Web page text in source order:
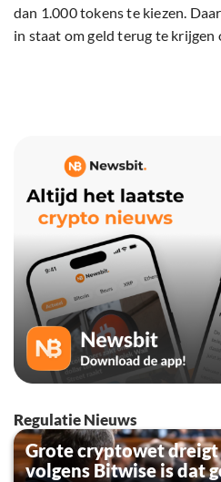
dan 1.000 tokens te kiezen.
in staat om geld terug te krijgen
Regulatie Nieuws
Grote cryptowet
volgens Bitwise is dat